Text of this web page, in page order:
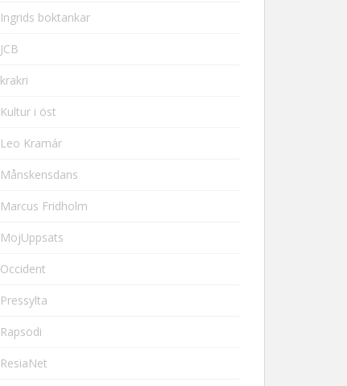
Ingrids boktankar
JCB
krakri
Kultur i öst
Leo Kramár
Månskensdans
Marcus Fridholm
MojUppsats
Occident
Pressylta
Rapsodi
ResiaNet